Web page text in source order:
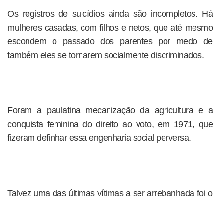
Os registros de suicídios ainda são incompletos. Há
mulheres casadas, com filhos e netos, que até mesmo
escondem o passado dos parentes por medo de
também eles se tornarem socialmente discriminados.
Foram a paulatina mecanização da agricultura e a
conquista feminina do direito ao voto, em 1971, que
fizeram definhar essa engenharia social perversa.
Talvez uma das últimas vítimas a ser arrebanhada foi o